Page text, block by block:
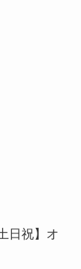
日祝】オ